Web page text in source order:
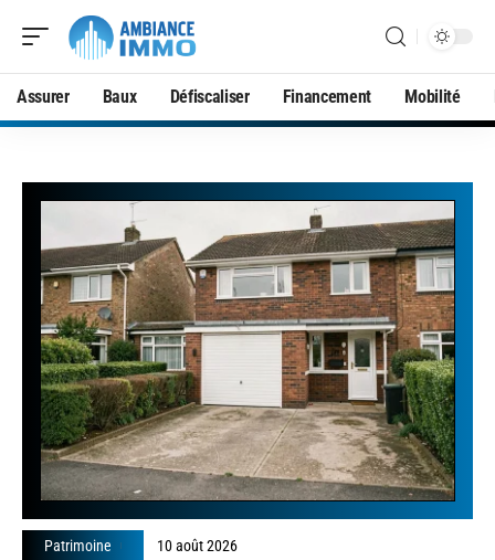
Assurer Baux Défiscaliser Financement Mobilité
Patrimoine 10 août 2026